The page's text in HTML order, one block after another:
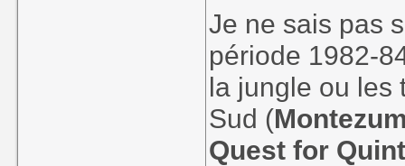
Je ne sais pas
période 1982-
la jungle ou les
Sud (
Quest for